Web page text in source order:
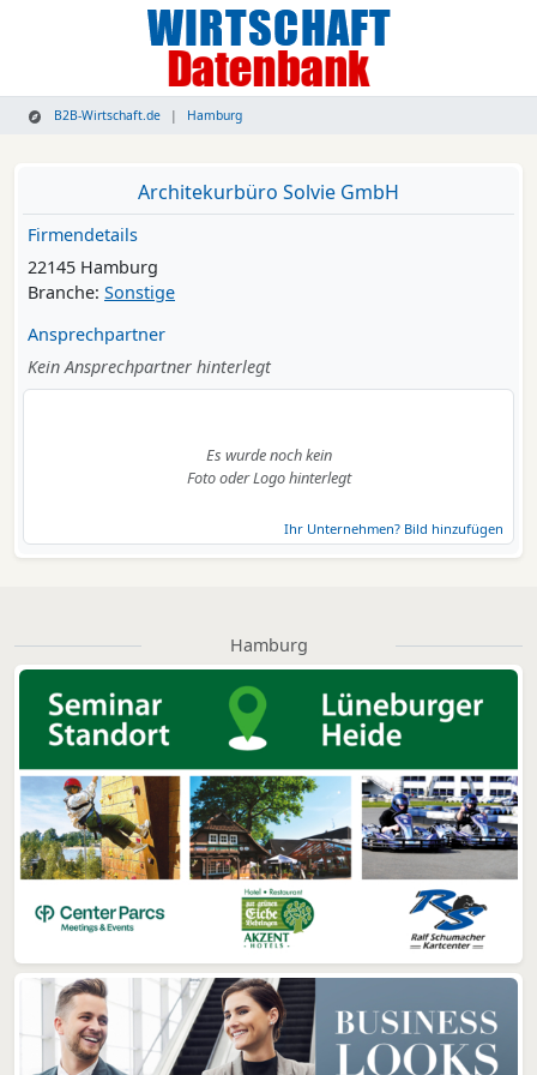
B2B-Wirtschaft.de Hamburg
Architekurbüro Solvie GmbH
Firmendetails
22145 Hamburg
Branche: Sonstige
Ansprechpartner
Kein Ansprechpartner hinterlegt
Es wurde noch kein
Foto oder Logo hinterlegt
Ihr Unternehmen? Bild hinzufügen
Hamburg